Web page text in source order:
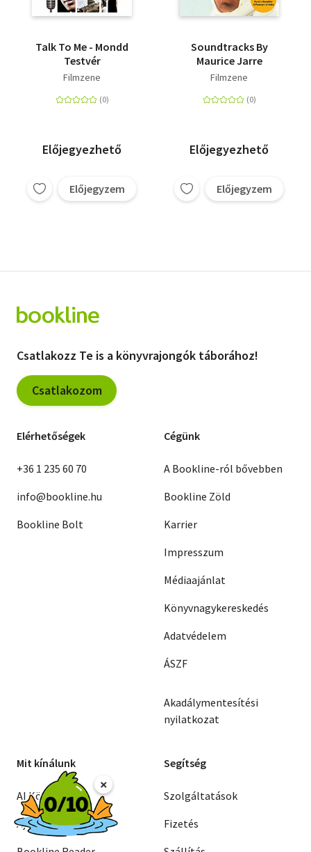
Talk To Me - Mondd
Testvér
Filmzene
Előjegyezhető
Előjegyzem
Soundtracks By
Maurice Jarre
Filmzene
Előjegyezhető
Előjegyzem
Csatlakozz Te is a könyvrajongók táborához!
Csatlakozom
Elérhetőségek
+36 1 235 60 70
info@bookline.hu
Bookline Bolt
Cégünk
A Bookline-ról bővebben
Bookline Zöld
Karrier
Impresszum
Médiaajánlat
Könyvnagykereskedés
Adatvédelem
ÁSZF
Akadálymentesítési
nyilatkozat
Mit kínálunk
AI Könyvajánló
Ajándékkártyák
Segítség
Szolgáltatások
Fizetés
×